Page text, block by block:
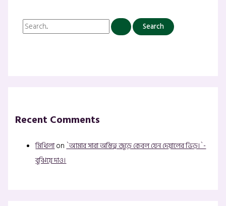
Recent Comments
মিথিলাon`আমার সারা অস্তিত্ব জুড়ে কেবল যেন দেয়ালের ভিড়।`-
বুঝিয়ে দাও।